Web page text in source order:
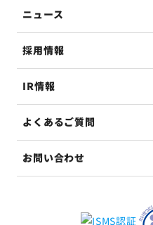
ニュース
採用情報
IR情報
よくあるご質問
お問い合わせ